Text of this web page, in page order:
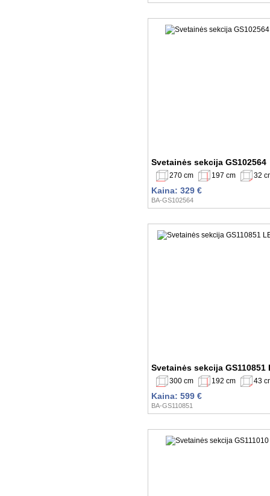
Svetainės sekcija GS102564
270 cm 197 cm 32
Kaina: 329 €
BA-GS102564
Svetainės sekcija GS110851
300 cm 192 cm 43
Kaina: 599 €
BA-GS110851